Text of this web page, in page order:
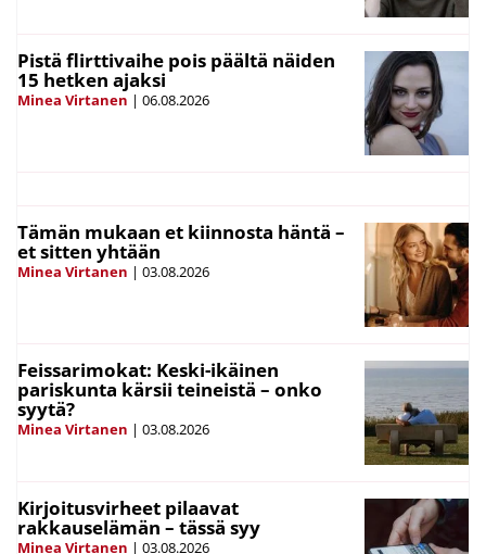
Pistä flirttivaihe pois päältä näiden
15 hetken ajaksi
Minea Virtanen | 06.08.2026
Tämän mukaan et kiinnosta häntä –
et sitten yhtään
Minea Virtanen | 03.08.2026
Feissarimokat: Keski-ikäinen
pariskunta kärsii teineistä – onko
syytä?
Minea Virtanen | 03.08.2026
Kirjoitusvirheet pilaavat
rakkauselämän – tässä syy
Minea Virtanen | 03.08.2026